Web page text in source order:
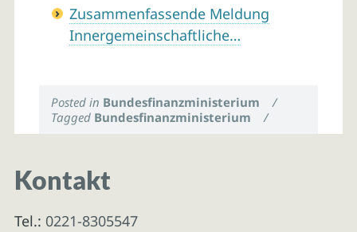
Zusammenfassende Meldung
Innergemeinschaftliche…
Posted in Bundesfinanzministerium
/
Tagged Bundesfinanzministerium /
Kontakt
Tel.: 0221-8305547